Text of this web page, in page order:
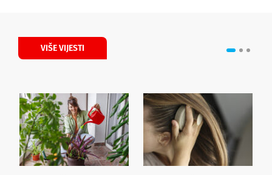
VIŠE VIJESTI